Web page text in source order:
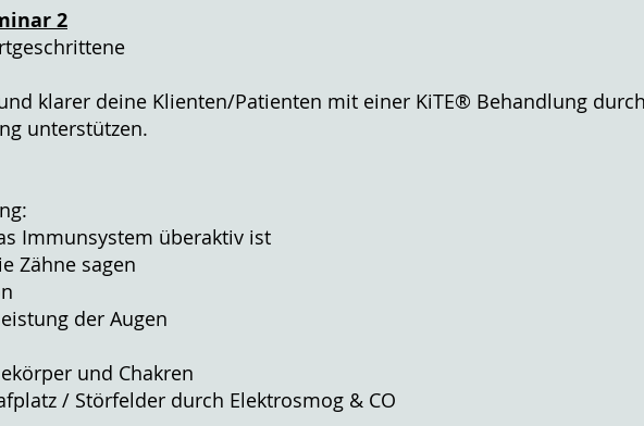
2
klarer deine Klienten/Patienten mit einer KiTE® Behandlung
unterstützen.
Immunsystem überaktiv ist
Zähne sagen
der Augen
und Chakren
/ Störfelder durch Elektrosmog & CO